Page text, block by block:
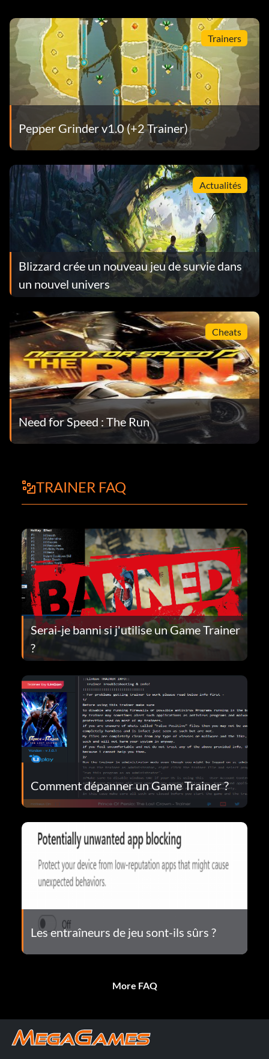
Trainers
Pepper Grinder v1.0 (+2 Trainer)
Actualités
Blizzard crée un nouveau jeu de survie dans
un nouvel univers
Cheats
Need for Speed : The Run
TRAINER FAQ
Serai-je banni si j'utilise un Game Trainer
?
Comment dépanner un Game Trainer ?
Les entraîneurs de jeu sont-ils sûrs ?
More FAQ